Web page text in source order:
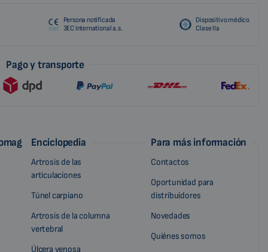
Persona notificada
3EC International a.s.
Dispositivo médico
Clase IIa
Pago y transporte
Enciclopedia
Artrosis de las
articulaciones
Túnel carpiano
Artrosis de la columna
vertebral
Úlcera venosa
Para más información
Contactos
Oportunidad para
distribuidores
Novedades
Quiénes somos